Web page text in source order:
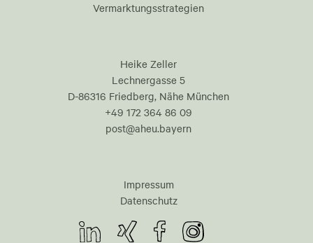
Vermarktungsstrategien
Heike Zeller
Lechnergasse 5
D-86316 Friedberg, Nähe München
+49 172 364 86 09
post@aheu.bayern
Impressum
Datenschutz